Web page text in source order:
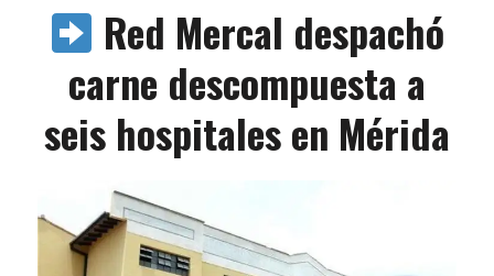
Red Mercal despachó
carne descompuesta a
seis hospitales en Mérida